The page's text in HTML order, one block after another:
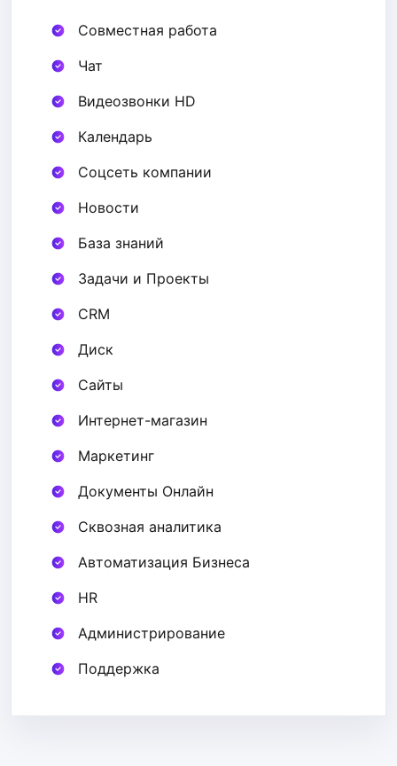
Совместная работа
Чат
Видеозвонки HD
Календарь
Соцсеть компании
Новости
База знаний
Задачи и Проекты
CRM
Диск
Сайты
Интернет-магазин
Маркетинг
Документы Онлайн
Сквозная аналитика
Автоматизация Бизнеса
HR
Администрирование
Поддержка